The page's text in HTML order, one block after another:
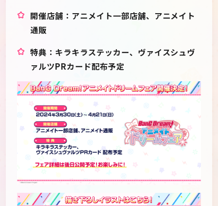
JPEN
開催店舗：アニメイト一部店舗、アニメイト
通販
特典：キラキラステッカー、ヴァイスシュヴ
ァルツPRカード配布予定